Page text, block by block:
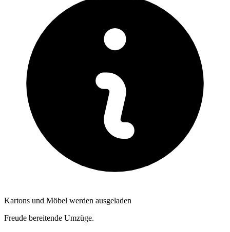
Kartons und Möbel werden ausgeladen
Freude bereitende Umzüge.